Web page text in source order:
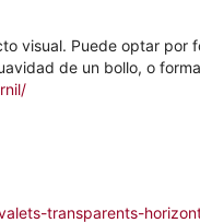
visual. Puede optar por
de un bollo, o
transparents-